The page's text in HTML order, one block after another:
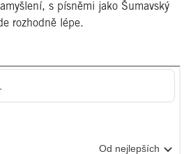
s písněmi jako Šumavský
rozhodně lépe.